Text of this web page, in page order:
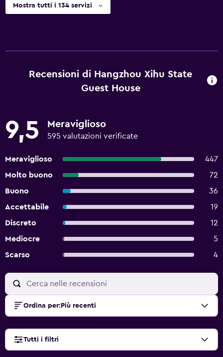
Mostra tutti i 134 servizi
Recensioni di Hangzhou Xihu State
Guest House
9,5 Meraviglioso
595 valutazioni verificate
Meraviglioso
447
Molto buono
72
Buono
36
Accettabile
19
Discreto
12
Mediocre
5
Scarso
4
Ordina per: Più recenti
Tutti i filtri